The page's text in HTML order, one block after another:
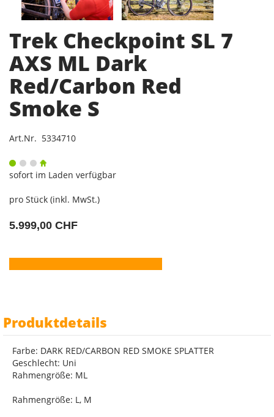
Trek Checkpoint SL 7
AXS ML Dark
Red/Carbon Red
Smoke S
Art.Nr. 5334710
sofort im Laden verfügbar
pro Stück (inkl. MwSt.)
5.999,00 CHF
Produktdetails
Farbe: DARK RED/CARBON RED SMOKE SPLATTER
Geschlecht: Uni
Rahmengröße: ML
Rahmengröße: L, M